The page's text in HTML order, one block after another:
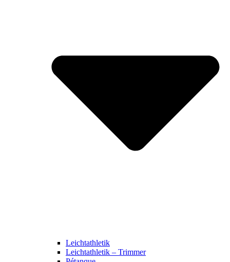
Leichtathletik
Leichtathletik – Trimmer